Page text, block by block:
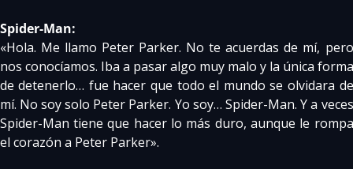
Spider-Man:
«Hola. Me llamo Peter Parker. No te acuerdas de mí, pero
nos conocíamos. Iba a pasar algo muy malo y la única forma
de detenerlo… fue hacer que todo el mundo se olvidara de
mí. No soy solo Peter Parker. Yo soy… Spider-Man. Y a veces
Spider-Man tiene que hacer lo más duro, aunque le rompa
el corazón a Peter Parker».